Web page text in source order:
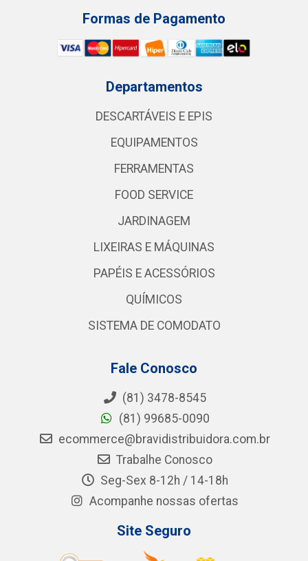
Formas de Pagamento
Departamentos
DESCARTÁVEIS E EPIS
EQUIPAMENTOS
FERRAMENTAS
FOOD SERVICE
JARDINAGEM
LIXEIRAS E MÁQUINAS
PAPÉIS E ACESSÓRIOS
QUÍMICOS
SISTEMA DE COMODATO
Fale Conosco
(81) 3478-8545
(81) 99685-0090
ecommerce@bravidistribuidora.com.br
Trabalhe Conosco
Seg-Sex 8-12h / 14-18h
Acompanhe nossas ofertas
Site Seguro